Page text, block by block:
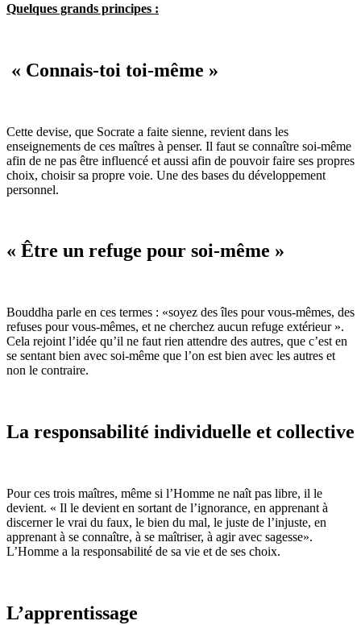
Quelques grands principes :
« Connais-toi toi-même »
Cette devise, que Socrate a faite sienne, revient dans les
enseignements de ces maîtres à penser. Il faut se connaître soi-même
afin de ne pas être influencé et aussi afin de pouvoir faire ses propres
choix, choisir sa propre voie. Une des bases du développement
personnel.
« Être un refuge pour soi-même »
Bouddha parle en ces termes : «soyez des îles pour vous-mêmes, des
refuses pour vous-mêmes, et ne cherchez aucun refuge extérieur ».
Cela rejoint l’idée qu’il ne faut rien attendre des autres, que c’est en
se sentant bien avec soi-même que l’on est bien avec les autres et
non le contraire.
La responsabilité individuelle et collective
Pour ces trois maîtres, même si l’Homme ne naît pas libre, il le
devient. « Il le devient en sortant de l’ignorance, en apprenant à
discerner le vrai du faux, le bien du mal, le juste de l’injuste, en
apprenant à se connaître, à se maîtriser, à agir avec sagesse».
L’Homme a la responsabilité de sa vie et de ses choix.
L’apprentissage